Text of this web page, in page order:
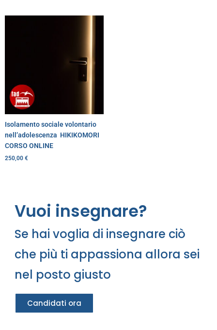
Isolamento sociale volontario
nell’adolescenza  HIKIKOMORI
CORSO ONLINE
250,00 €
Vuoi insegnare?
Se hai voglia di insegnare ciò
che più ti appassiona allora sei
nel posto giusto
Candidati ora